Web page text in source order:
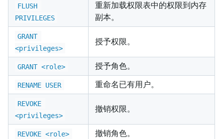
FLUSH
PRIVILEGES
重新加载权限表中的权限到内存
副本。
GRANT
<privileges>
授予权限。
GRANT <role> 授予角色。
RENAME USER 重命名已有用户。
REVOKE
<privileges>
撤销权限。
REVOKE <role> 撤销角色。